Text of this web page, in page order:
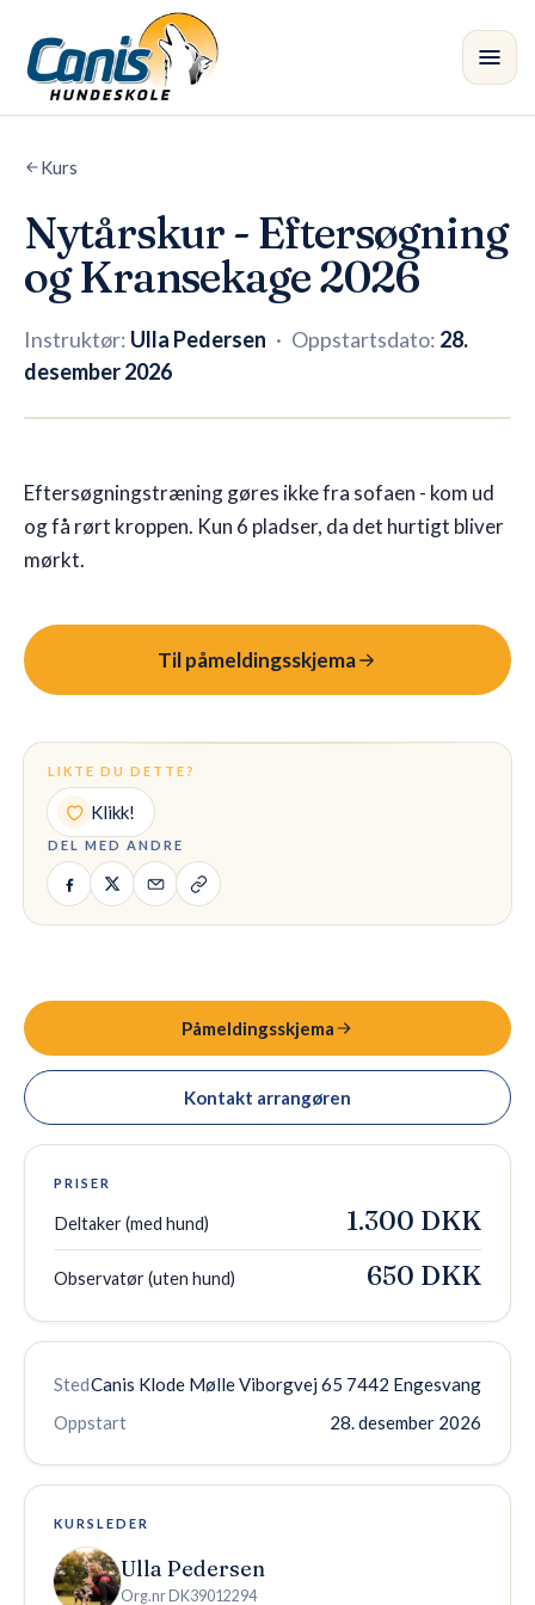
Skip to main content
Kurs
Avdelinger
Instruktører
Butikk
Blogg
Kurs
Nytårskur - Eftersøgning
og Kransekage 2026
Instruktør: Ulla Pedersen · Oppstartsdato: 28.
desember 2026
Eftersøgningstræning gøres ikke fra sofaen - kom ud
og få rørt kroppen. Kun 6 pladser, da det hurtigt bliver
mørkt.
Til påmeldingsskjema
LIKTE DU DETTE?
Klikk!
DEL MED ANDRE
Påmeldingsskjema
Kontakt arrangøren
PRISER
Deltaker (med hund) 1.300 DKK
Observatør (uten hund) 650 DKK
StedCanis Klode Mølle Viborgvej 65 7442 Engesvang
Oppstart
28. desember 2026
KURSLEDER
Ulla Pedersen
Org.nr DK39012294